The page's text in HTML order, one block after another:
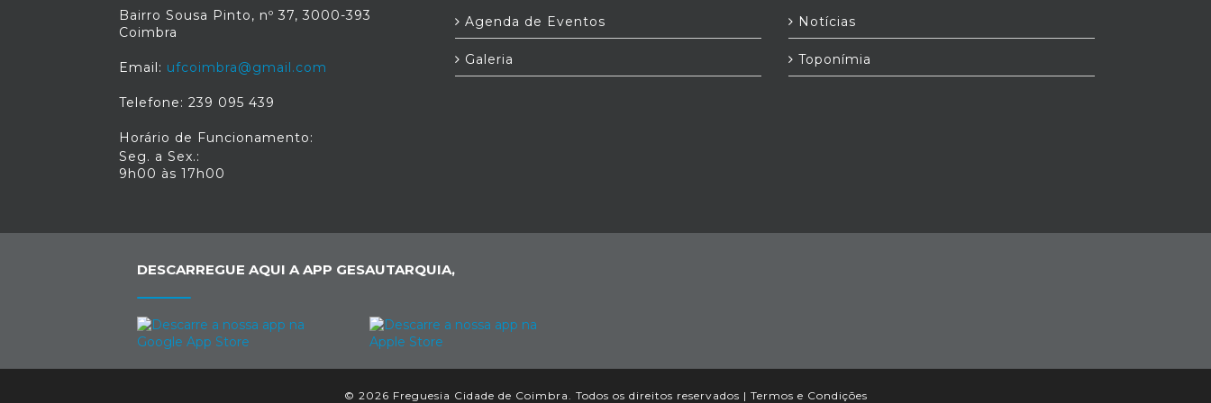
Bairro Sousa Pinto, nº 37, 3000-393
Coimbra
Email: ufcoimbra@gmail.com
Telefone: 239 095 439
Horário de Funcionamento:
Seg. a Sex.:
9h00 às 17h00
Agenda de Eventos
Galeria
Notícias
Toponímia
DESCARREGUE AQUI A APP GESAUTARQUIA,
© 2026 Freguesia Cidade de Coimbra. Todos os direitos reservados | Termos e Condições